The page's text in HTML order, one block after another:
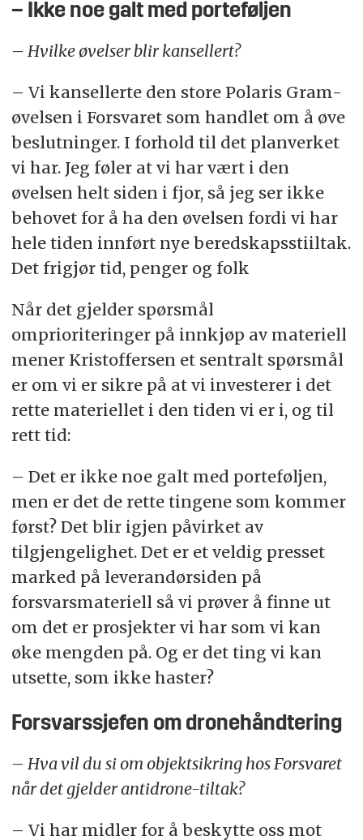
– Ikke noe galt med porteføljen
– Hvilke øvelser blir kansellert?
– Vi kansellerte den store Polaris Gram-
øvelsen i Forsvaret som handlet om å øve
beslutninger. I forhold til det planverket
vi har. Jeg føler at vi har vært i den
øvelsen helt siden i fjor, så jeg ser ikke
behovet for å ha den øvelsen fordi vi har
hele tiden innført nye beredskapsstiiltak.
Det frigjør tid, penger og folk
Når det gjelder spørsmål
omprioriteringer på innkjøp av materiell
mener Kristoffersen et sentralt spørsmål
er om vi er sikre på at vi investerer i det
rette materiellet i den tiden vi er i, og til
rett tid:
– Det er ikke noe galt med porteføljen,
men er det de rette tingene som kommer
først? Det blir igjen påvirket av
tilgjengelighet. Det er et veldig presset
marked på leverandørsiden på
forsvarsmateriell så vi prøver å finne ut
om det er prosjekter vi har som vi kan
øke mengden på. Og er det ting vi kan
utsette, som ikke haster?
Forsvarssjefen om dronehåndtering
– Hva vil du si om objektsikring hos Forsvaret
når det gjelder antidrone-tiltak?
– Vi har midler for å beskytte oss mot